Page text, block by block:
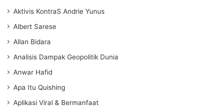
Aktivis KontraS Andrie Yunus
Albert Sarese
Allan Bidara
Analisis Dampak Geopolitik Dunia
Anwar Hafid
Apa Itu Quishing
Aplikasi Viral & Bermanfaat